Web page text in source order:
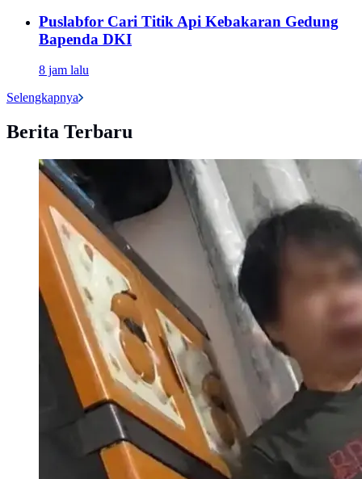
Puslabfor Cari Titik Api Kebakaran Gedung
Bapenda DKI
8 jam lalu
Selengkapnya
Berita Terbaru